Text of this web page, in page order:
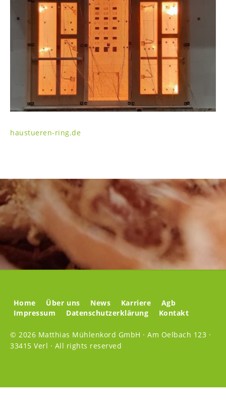
haustueren-ring.de
Home Über uns News Karriere
Agb
Impressum
Datenschutzerklärung Kontakt
© 2026 Matthias Mühlenkord GmbH · Am Oelbach 123 ·
33415 Verl · All rights reserved